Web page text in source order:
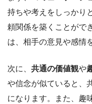
持ちや考えをしっかり
頼関係を築くことがで
は、相手の意見や感情
次に、 共通の価値観や
や信念が似ていると、
になります。また、趣